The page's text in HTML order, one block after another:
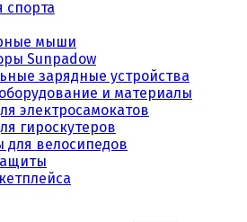
спорта
мыши
Sunpadow
зарядные устройства
и материалы
электросамокатов
гироскутеров
для велосипедов